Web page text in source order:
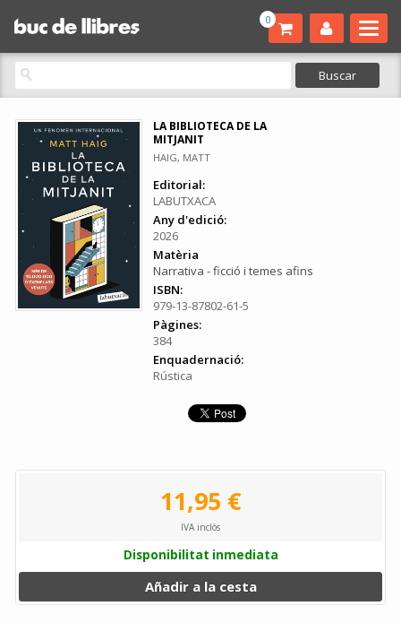
0
LA BIBLIOTECA DE LA
MITJANIT
HAIG, MATT
Editorial:
LABUTXACA
Any d'edició:
2026
Matèria
Narrativa - ficció i temes afins
ISBN:
979-13-87802-61-5
Pàgines:
384
Enquadernació:
Rústica
11,95 €
IVA inclòs
Disponibilitat inmediata
Añadir a la cesta